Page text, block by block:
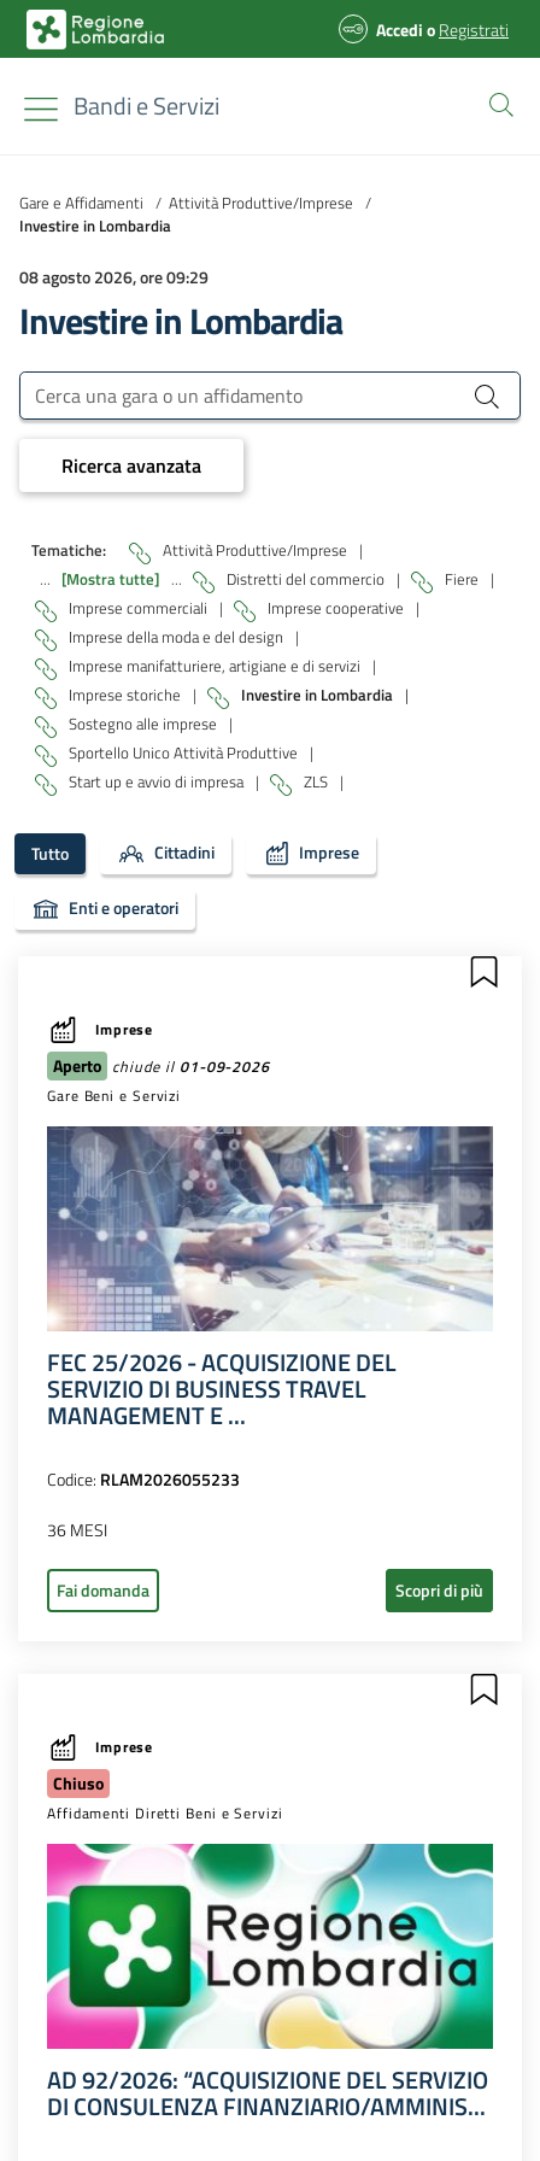
AccedioRegistrati
Bandi e Servizi
Gare e Affidamenti / Attività Produttive/Imprese /
Investire in Lombardia
08 agosto 2026, ore 09:29
Investire in Lombardia
Bandi e Servizi
Cerca una gara o un affidamento
Ricerca avanzata
Tematiche: Attività Produttive/Imprese |
... [Mostra tutte] ... Distretti del commercio | Fiere |
Imprese commerciali | Imprese cooperative |
Imprese della moda e del design |
Imprese manifatturiere, artigiane e di servizi |
Imprese storiche | Investire in Lombardia |
Sostegno alle imprese |
Sportello Unico Attività Produttive |
Start up e avvio di impresa | ZLS |
Tutto Cittadini Imprese
Enti e operatori
Imprese
Aperto chiude il 01-09-2026
Gare Beni e Servizi
FEC 25/2026 - ACQUISIZIONE DEL
SERVIZIO DI BUSINESS TRAVEL
MANAGEMENT E ...
Codice: RLAM2026055233
36 MESI
Fai domanda Scopri di più
Imprese
Chiuso
Affidamenti Diretti Beni e Servizi
AD 92/2026: “ACQUISIZIONE DEL SERVIZIO
DI CONSULENZA FINANZIARIO/AMMINIS...